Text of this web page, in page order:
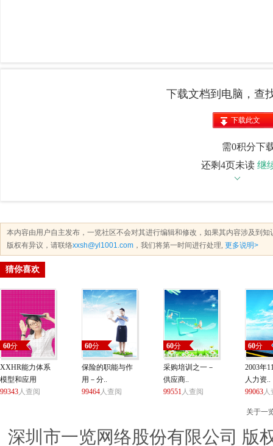
下载文档到电脑，查
下载此文
需0积分下
还剩4页未读 继
本内容由用户自主发布，一览社区不会对其进行编辑和修改，如果其内容涉及到
版权有异议，请联络xxsh@yl1001.com ，我们将第一时间进行处理, 更多说明>
猜你喜欢
60分
XXHR能力体系
模型和应用
99343人查阅
60分
保险的职能与作
用－分..
99464人查阅
60分
采购培训之一－
供应商..
99551人查阅
60分
2003年
人力资..
99063人
关于一
深圳市一览网络股份有限公司 版